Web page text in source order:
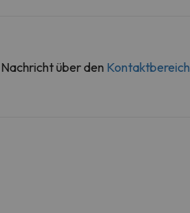
über den Kontaktbereich